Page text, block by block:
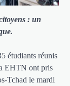
: un
étudiants réunis
EHTN ont pris
Tchad le mardi